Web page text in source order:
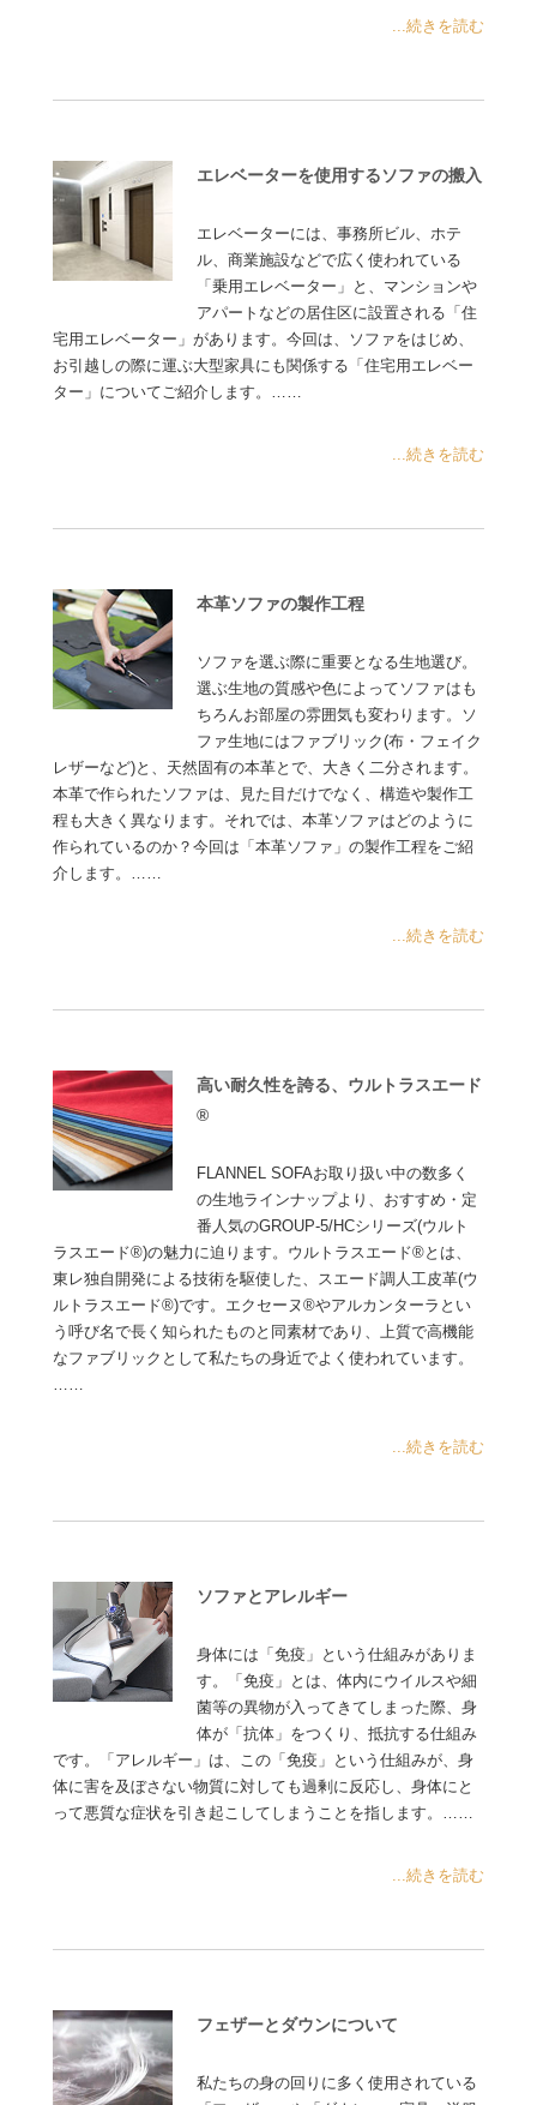
...続きを読む
エレベーターを使用するソファの搬入
エレベーターには、事務所ビル、ホテ
ル、商業施設などで広く使われている
「乗用エレベーター」と、マンションや
アパートなどの居住区に設置される「住
宅用エレベーター」があります。今回は、ソファをはじめ、
お引越しの際に運ぶ大型家具にも関係する「住宅用エレベー
ター」についてご紹介します。……
...続きを読む
本革ソファの製作工程
ソファを選ぶ際に重要となる生地選び。
選ぶ生地の質感や色によってソファはも
ちろんお部屋の雰囲気も変わります。ソ
ファ生地にはファブリック(布・フェイク
レザーなど)と、天然固有の本革とで、大きく二分されます。
本革で作られたソファは、見た目だけでなく、構造や製作工
程も大きく異なります。それでは、本革ソファはどのように
作られているのか？今回は「本革ソファ」の製作工程をご紹
介します。……
...続きを読む
高い耐久性を誇る、ウルトラスエード
®
FLANNEL SOFAお取り扱い中の数多く
の生地ラインナップより、おすすめ・定
番人気のGROUP-5/HCシリーズ(ウルト
ラスエード®)の魅力に迫ります。ウルトラスエード®とは、
東レ独自開発による技術を駆使した、スエード調人工皮革(ウ
ルトラスエード®)です。エクセーヌ®やアルカンターラとい
う呼び名で長く知られたものと同素材であり、上質で高機能
なファブリックとして私たちの身近でよく使われています。
……
...続きを読む
ソファとアレルギー
身体には「免疫」という仕組みがありま
す。「免疫」とは、体内にウイルスや細
菌等の異物が入ってきてしまった際、身
体が「抗体」をつくり、抵抗する仕組み
です。「アレルギー」は、この「免疫」という仕組みが、身
体に害を及ぼさない物質に対しても過剰に反応し、身体にと
って悪質な症状を引き起こしてしまうことを指します。……
...続きを読む
フェザーとダウンについて
私たちの身の回りに多く使用されている